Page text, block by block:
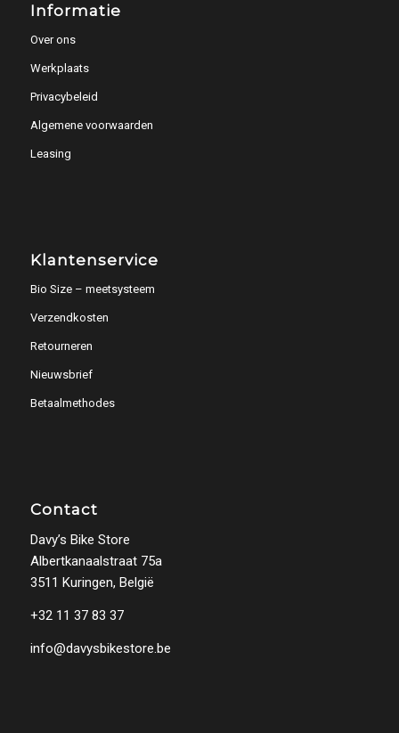
Informatie
Over ons
Werkplaats
Privacybeleid
Algemene voorwaarden
Leasing
Klantenservice
Bio Size – meetsysteem
Verzendkosten
Retourneren
Nieuwsbrief
Betaalmethodes
Contact
Davy’s Bike Store
Albertkanaalstraat 75a
3511 Kuringen, België
+32 11 37 83 37
info@davysbikestore.be